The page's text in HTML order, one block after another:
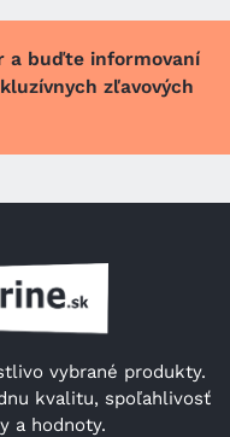
a buďte informovaní
zľavových
vybrané produkty.
kvalitu, spoľahlivosť
a hodnoty.